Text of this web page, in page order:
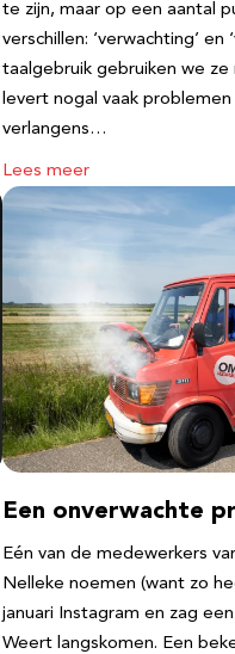
te zijn, maar op een aantal
verschillen: ‘verwachting’ en
taalgebruik gebruiken we
levert nogal vaak
verlangens…
Lees meer
Een onverwachte
Eén van de medewerkers
Nelleke noemen (want zo
januari Instagram en zag
Weert langskomen. Een